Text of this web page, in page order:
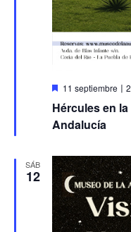
Destacado
11 septiembre〡
Hércules en
Andalucía
SÁB
12